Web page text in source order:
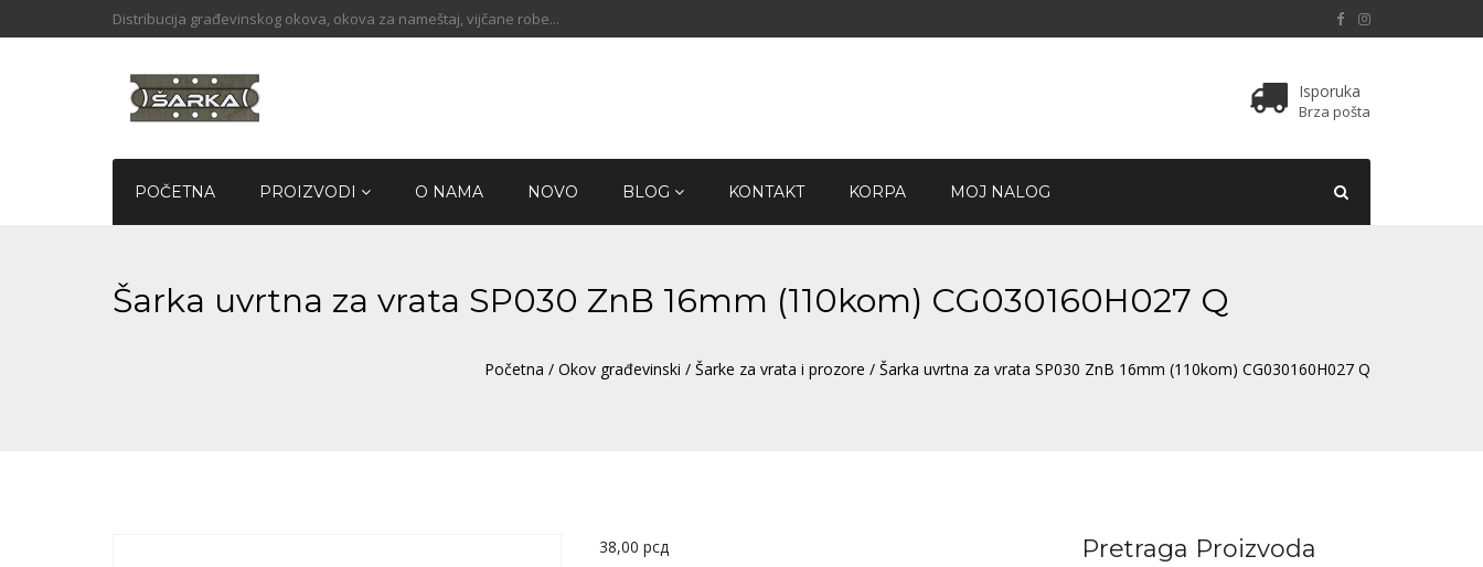
Distribucija građevinskog okova, okova za nameštaj, vijčane robe...
Isporuka
Brza pošta
POČETNA PROIZVODI O NAMA NOVO BLOG KONTAKT KORPA MOJ NALOG
Šarka uvrtna za vrata SP030 ZnB 16mm (110kom) CG030160H027 Q
Početna / Okov građevinski / Šarke za vrata i prozore / Šarka uvrtna za vrata SP030 ZnB 16mm (110kom) CG030160H027 Q
38,00 рсд Pretraga Proizvoda